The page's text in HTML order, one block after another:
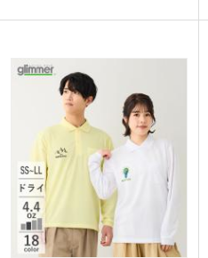
を実感できます。
リブになっています。1色・2色・フルカ
ラー印刷に対応しているので、ロゴやチ
ーム名をプリントしたスタッフ用Tシャ
ツやチームユニフォームなどさまざまな
オリジナルTシャツの作成におすすめで